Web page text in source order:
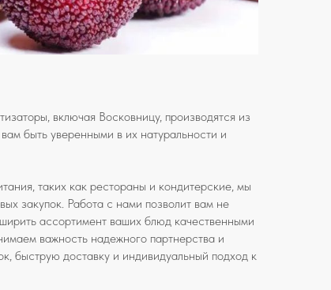
включая Восковницу, производятся из
быть уверенными в их натуральности и
таких как рестораны и кондитерские, мы
закупок. Работа с нами позволит вам не
ассортимент ваших блюд качественными
важность надежного партнерства и
быструю доставку и индивидуальный подход к